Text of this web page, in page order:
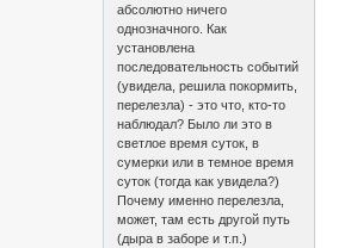
абсолютно ничего
однозначного. Как
установлена
последовательность событий
(увидела, решила покормить,
перелезла) - это что, кто-то
наблюдал? Было ли это в
светлое время суток, в
сумерки или в темное время
суток (тогда как увидела?)
Почему именно перелезла,
может, там есть другой путь
(дыра в заборе и т.п.)